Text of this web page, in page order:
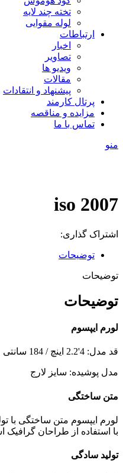
تخته چند لایه
لوله مقوایی
ارتباطات
اخبار
تصاویر
ویدیو ها
مقالات
پیشنهاد و انتقادات
پرتال کارمند
مزایده و مناقصه
تماس با ما
منو
iso 2007
اشتراک گذاری:
توضیحات
توضیحات
توضیحات
لورم ایپسوم
قد مدل: 4'2.2 اینچ / 184 سانتی متر
مدل پوشیده: سایز لارج
متن ساختگی
لورم ایپسوم متن ساختگی با
با استفاده از طراحان گرافیک
تولید سادگی